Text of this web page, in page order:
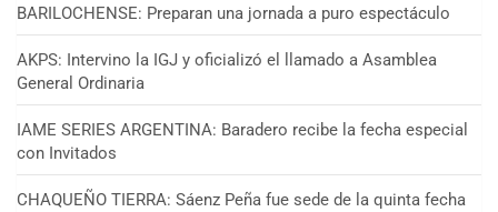
BARILOCHENSE: Preparan una jornada a puro espectáculo
AKPS: Intervino la IGJ y oficializó el llamado a Asamblea
General Ordinaria
IAME SERIES ARGENTINA: Baradero recibe la fecha especial
con Invitados
CHAQUEÑO TIERRA: Sáenz Peña fue sede de la quinta fecha